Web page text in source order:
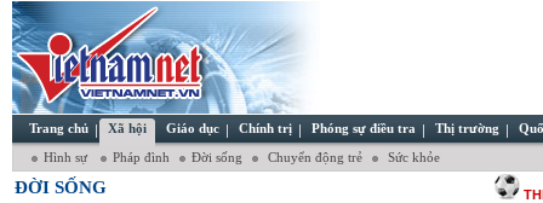
Trang chủ Xã hội Giáo dục Chính trị Phóng sự điều tra Thị trường
Hình sự Pháp đình Đời sống Chuyển động trẻ Sức khỏe
ĐỜI SỐNG